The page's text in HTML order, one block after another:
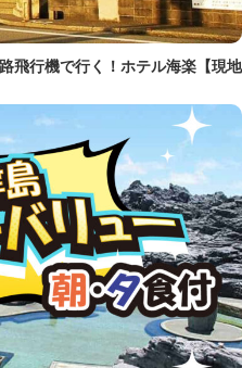
飛行機で行く！ホテル海楽【現地